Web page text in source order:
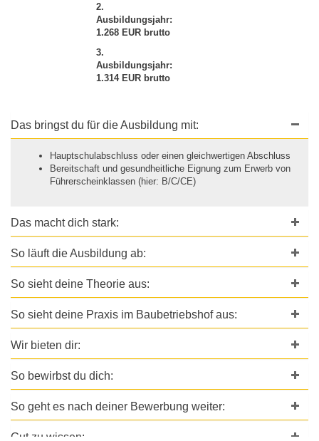
2.
Ausbildungsjahr:
1.268 EUR brutto
3.
Ausbildungsjahr:
1.314 EUR brutto
Das bringst du für die Ausbildung mit:
Hauptschulabschluss oder einen gleichwertigen Abschluss
Bereitschaft und gesundheitliche Eignung zum Erwerb von
Führerscheinklassen (hier: B/C/CE)
Das macht dich stark:
So läuft die Ausbildung ab:
So sieht deine Theorie aus:
So sieht deine Praxis im Baubetriebshof aus:
Wir bieten dir:
So bewirbst du dich:
So geht es nach deiner Bewerbung weiter:
Gut zu wissen: